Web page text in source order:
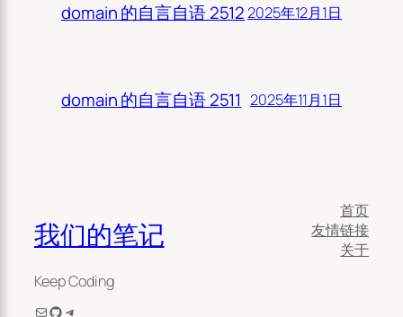
domain 的自言自语 25122025年12月1日
domain 的自言自语 2511 2025年11月1日
我们的笔记
Keep Coding
电子邮件GitHub Telegram
首页
友情链接
关于